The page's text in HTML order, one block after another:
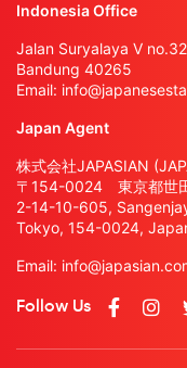
Indonesia Office
Jalan Suryalaya V no.32
Bandung 40265
Email:
Japan Agent
株式会社JAPASIAN
〒154-0024 東京都世
2-14-10-605,
Tokyo, 154-0024,
Email:
Follow Us